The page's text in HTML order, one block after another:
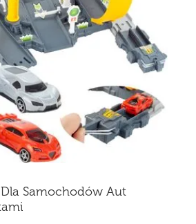
Samochodów Aut